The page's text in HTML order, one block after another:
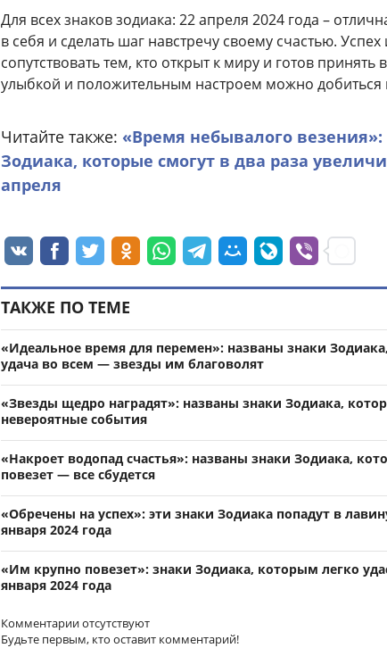
Для всех знаков зодиака: 22 апреля 2024 года –
в себя и сделать шаг навстречу своему счастью. Успех
сопутствовать тем, кто открыт к миру и готов
улыбкой и положительным настроем можно добиться
Читайте также: «Время небывалого
Зодиака, которые смогут в два раза
апреля
ТАКЖЕ ПО ТЕМЕ
«Идеальное время для перемен»: названы знаки
удача во всем — звезды им благоволят
«Звезды щедро наградят»: названы знаки Зодиака,
невероятные события
«Накроет водопад счастья»: названы знаки Зодиака,
повезет — все сбудется
«Обречены на успех»: эти знаки Зодиака попадут в
января 2024 года
«Им крупно повезет»: знаки Зодиака, которым легко
января 2024 года
Комментарии отсутствуют
Будьте первым, кто оставит комментарий!